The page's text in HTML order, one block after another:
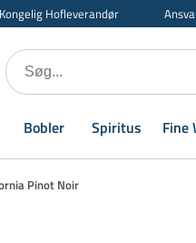
Kongelig Hofleverandør
Bobler Spiritus Fine
Pinot Noir